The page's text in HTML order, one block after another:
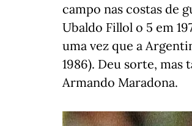
campo nas costas de
Ubaldo Fillol o 5 em
uma vez que a
1986). Deu sorte, mas
Armando Maradona.